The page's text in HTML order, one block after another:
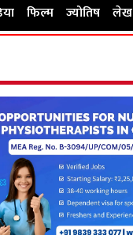
फिल्म ज्योतिष लेख